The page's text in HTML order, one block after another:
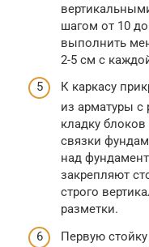
шагом от 10
выполнить
2-5 см с
К каркасу
из арматуры с
кладку
связки
над
закрепляют
строго
разметки.
Первую